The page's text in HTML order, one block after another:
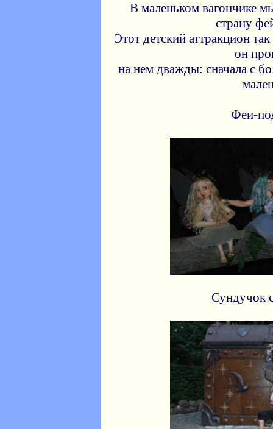
В маленьком вагончике
страну
Этот детский аттракцион
он
на нем дважды: сначала с
Феи-
Сундучок